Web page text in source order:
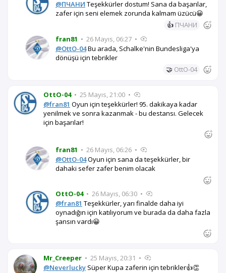
@ПЧАНИ Teşekkürler dostum! Sana da başarılar,
zafer için seni elemek zorunda kalmam üzücü😀
👍 ПЧАНИ
fran81 • 26 Mayıs, 06:27 •
@OttO-04Bu arada, Schalke'nin Bundesliga'ya
dönüşü için tebrikler
🤝 OttO-04
OttO-04 • 25 Mayıs, 21:00 •
@fran81 Oyun için teşekkürler! 95. dakikaya kadar
yenilmek ve sonra kazanmak - bu destansı. Gelecek
için başarılar!
fran81 • 26 Mayıs, 06:26 •
@OttO-04Oyun için sana da teşekkürler, bir
dahaki sefer zafer benim olacak
OttO-04 • 26 Mayıs, 06:30 •
@fran81 Teşekkürler, yarı finalde daha iyi
oynadığın için katılıyorum ve burada da daha fazla
şansın vardı😀
Mr_Creeper • 25 Mayıs, 20:31 •
@Neverlucky Süper Kupa zaferin için tebrikler👍👏